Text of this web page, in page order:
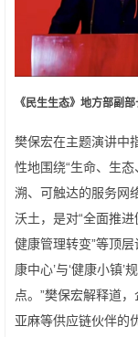
《民生生态》地方部副
樊保宏在主题演讲中
性地围绕“生命、生
溯、可触达的服务网
沃土，是对“全面推
健康管理转变”等顶
康中心’与‘健康小镇
点。”樊保宏解释道
亚麻等供应链伙伴